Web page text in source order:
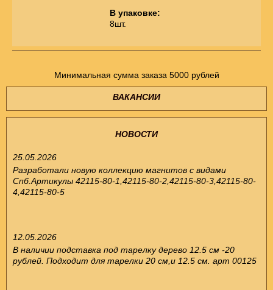
В упаковке:
8шт.
Минимальная сумма заказа 5000 рублей
ВАКАНСИИ
НОВОСТИ
25.05.2026
Разработали новую коллекцию магнитов с видами
Спб.Артикулы 42115-80-1,42115-80-2,42115-80-3,42115-80-
4,42115-80-5
12.05.2026
В наличии подставка под тарелку дерево 12.5 см -20
рублей. Подходит для тарелки 20 см,и 12.5 см. арт 00125